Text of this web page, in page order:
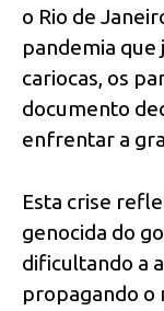
o Rio de
pandemia que
cariocas, os
documento
enfrentar a
Esta crise
genocida do
dificultando a
propagando o